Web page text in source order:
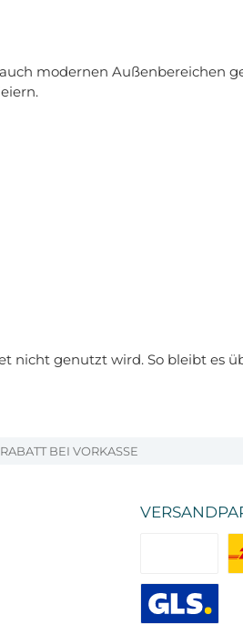
modernen Außenbereichen
nicht genutzt wird. So bleibt es
BEI VORKASSE
Standard